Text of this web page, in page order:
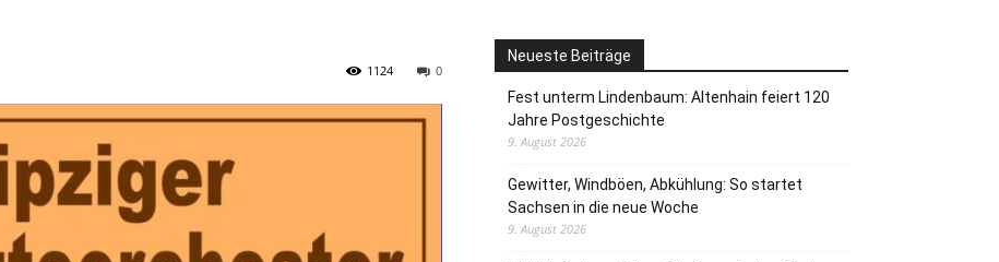
0
1124
Neueste Beiträge
Fest unterm Lindenbaum: Altenhain feiert 120
Jahre Postgeschichte
9. August 2026
Gewitter, Windböen, Abkühlung: So startet
Sachsen in die neue Woche
9. August 2026